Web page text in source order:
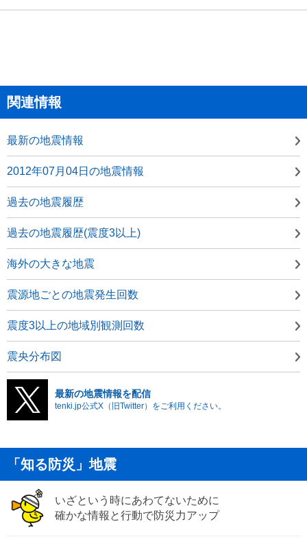
関連情報
最新の地震情報
2012年07月04日の地震情報
過去の地震履歴
過去の地震履歴(震度3以上)
海外の大きな地震
震源地ごとの地震発生回数
震度3以上の地域別観測回数
震央分布図
最新の地震情報を配信
tenki.jp公式X（旧Twitter）をご利用ください。
「知る防災」地震
いざという時にあわてないために
確かな情報と行動で防災力アップ